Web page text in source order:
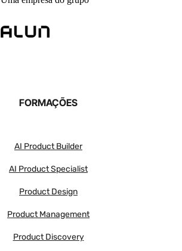
FORMAÇÕES
AI Product Builder
AI Product Specialist
Product Design
Product Management
Product Discovery